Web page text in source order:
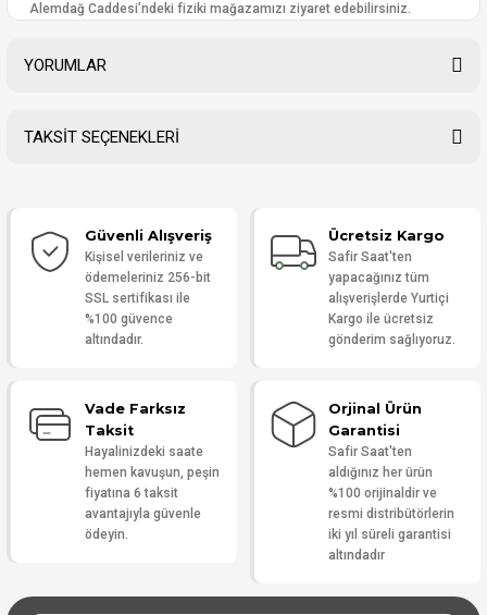
Alemdağ Caddesi’ndeki fiziki mağazamızı ziyaret edebilirsiniz.
YORUMLAR
Yorum Yaz
TAKSİT SEÇENEKLERİ
Güvenli Alışveriş
Kişisel verileriniz ve
ödemeleriniz 256-bit
SSL sertifikası ile
%100 güvence
altındadır.
Ücretsiz Kargo
Safir Saat'ten
yapacağınız tüm
alışverişlerde Yurtiçi
Kargo ile ücretsiz
gönderim sağlıyoruz.
Vade Farksız
Taksit
Hayalinizdeki saate
hemen kavuşun, peşin
fiyatına 6 taksit
avantajıyla güvenle
ödeyin.
Orjinal Ürün
Garantisi
Safir Saat'ten
aldığınız her ürün
%100 orijinaldir ve
resmi distribütörlerin
iki yıl süreli garantisi
altındadır